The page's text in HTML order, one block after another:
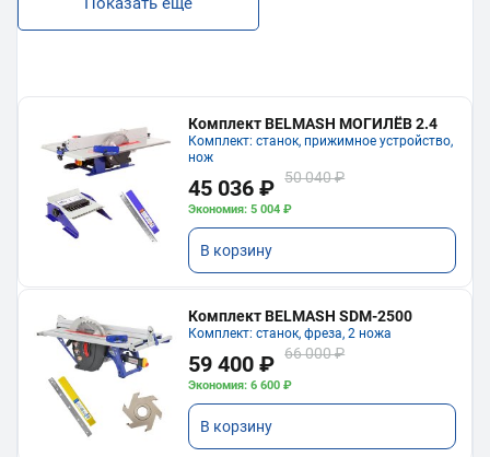
Комплект BELMASH МОГИЛЁВ 2.4
Комплект: станок, прижимное устройство,
нож
45 036 ₽ 50 040 ₽
Экономия: 5 004 ₽
В корзину
Комплект BELMASH SDM-2500
Комплект: станок, фреза, 2 ножа
59 400 ₽ 66 000 ₽
Экономия: 6 600 ₽
В корзину